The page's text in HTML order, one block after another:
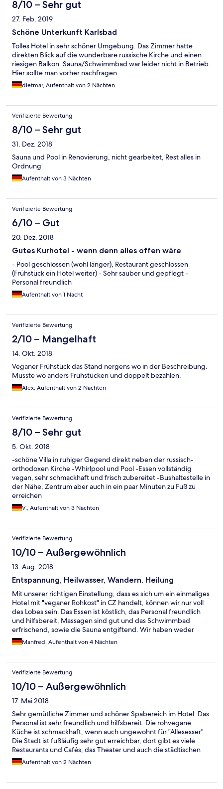
wurde umgehend an den diensthabenden Rezeptionisten
gemeldet, der das recht gelangweilt und gleichgültig zur
Kenntnis nahm. Es gab keine Entschuldigung. Nix. Das Hotel
selber hat eine gute Lage und ist von den Räumlichkeiten super,
wird aber nicht seinen tollen Möglichkeiten entsprechend gut
geführt. Schade.
8/10 – Sehr gut
27. Feb. 2019
Schöne Unterkunft Karlsbad
Tolles Hotel in sehr schöner Umgebung. Das Zimmer hatte
direkten Blick auf die wunderbare russische Kirche und einen
riesigen Balkon. Sauna/Schwimmbad war leider nicht in Betrieb.
Hier sollte man vorher nachfragen.
dietmar, Aufenthalt von 2 Nächten
Verifizierte Bewertung
8/10 – Sehr gut
31. Dez. 2018
Sauna und Pool in Renovierung, nicht gearbeitet, Rest alles in
Ordnung
Aufenthalt von 3 Nächten
Verifizierte Bewertung
6/10 – Gut
20. Dez. 2018
Gutes Kurhotel - wenn denn alles offen wäre
- Pool geschlossen (wohl länger), Restaurant geschlossen
(Frühstück ein Hotel weiter) - Sehr sauber und gepflegt -
Personal freundlich
Aufenthalt von 1 Nacht
Verifizierte Bewertung
2/10 – Mangelhaft
14. Okt. 2018
Veganer Frühstück das Stand nergens wo in der Beschreibung.
Musste wo anders Frühstücken und doppelt bezahlen.
Alex, Aufenthalt von 2 Nächten
Verifizierte Bewertung
8/10 – Sehr gut
5. Okt. 2018
-schöne Villa in ruhiger Gegend direkt neben der russisch-
orthodoxen Kirche -Whirlpool und Pool -Essen vollständig
vegan, sehr schmackhaft und frisch zubereitet -Bushaltestelle in
der Nähe, Zentrum aber auch in ein paar Minuten zu Fuß zu
erreichen
V., Aufenthalt von 3 Nächten
Verifizierte Bewertung
10/10 – Außergewöhnlich
13. Aug. 2018
Entspannung, Heilwasser, Wandern, Heilung
Mit unserer richtigen Einstellung, dass es sich um ein einmaliges
Hotel mit "veganer Rohkost" in CZ handelt, können wir nur voll
des Lobes sein. Das Essen ist köstlich, das Personal freundlich
und hilfsbereit, Massagen sind gut und das Schwimmbad
erfrischend, sowie die Sauna entgiftend. Wir haben weder
Kaffee noch Alkohol vermisst, waren angetan von den
wunderbaren Säften und den vielfältigen
Karlsbader Quellen haben ihre Wirkung bei uns voll entfalten
können. Wir kommen wieder!
Manfred, Aufenthalt von 4 Nächten
Verifizierte Bewertung
10/10 – Außergewöhnlich
17. Mai 2018
Sehr gemütliche Zimmer und schöner Spabereich im Hotel. Das
Personal ist sehr freundlich und hilfsbereit. Die rohvegane
Küche ist schmackhaft, wenn auch ungewohnt für "Allesesser".
Die Stadt ist fußläufig sehr gut erreichbar, dort gibt es viele
Restaurants und Cafés, das Theater und auch die städtischen
Bäder.Aufenthalt von 2 Nächten